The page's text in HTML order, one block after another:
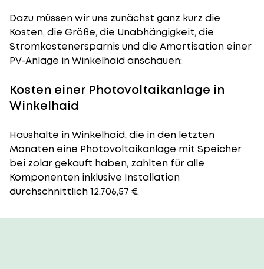
Dazu müssen wir uns zunächst ganz kurz die
Kosten, die Größe, die Unabhängigkeit, die
Stromkostenersparnis und die Amortisation einer
PV-Anlage in Winkelhaid anschauen:
Kosten einer Photovoltaikanlage in
Winkelhaid
Haushalte in Winkelhaid, die in den letzten
Monaten eine Photovoltaikanlage mit Speicher
bei zolar gekauft haben, zahlten für alle
Komponenten inklusive Installation
durchschnittlich 12.706,57 €.